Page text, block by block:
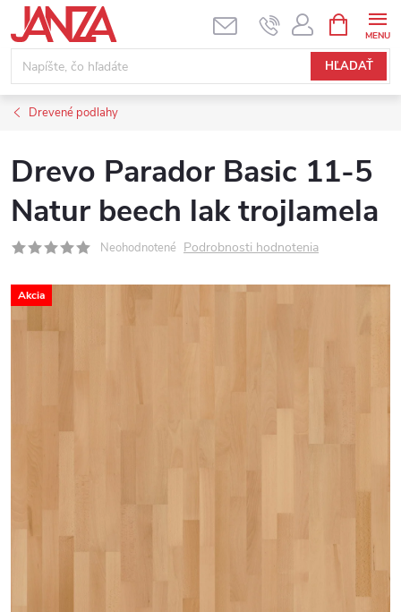
Prejsť na obsah
HĽADAŤ
Drevené podlahy
Drevo Parador Basic 11-5
Natur beech lak trojlamela
Neohodnotené Podrobnosti hodnotenia
Akcia